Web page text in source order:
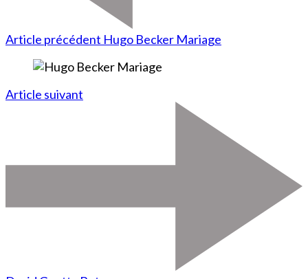
Article précédent Hugo Becker Mariage
Article suivant